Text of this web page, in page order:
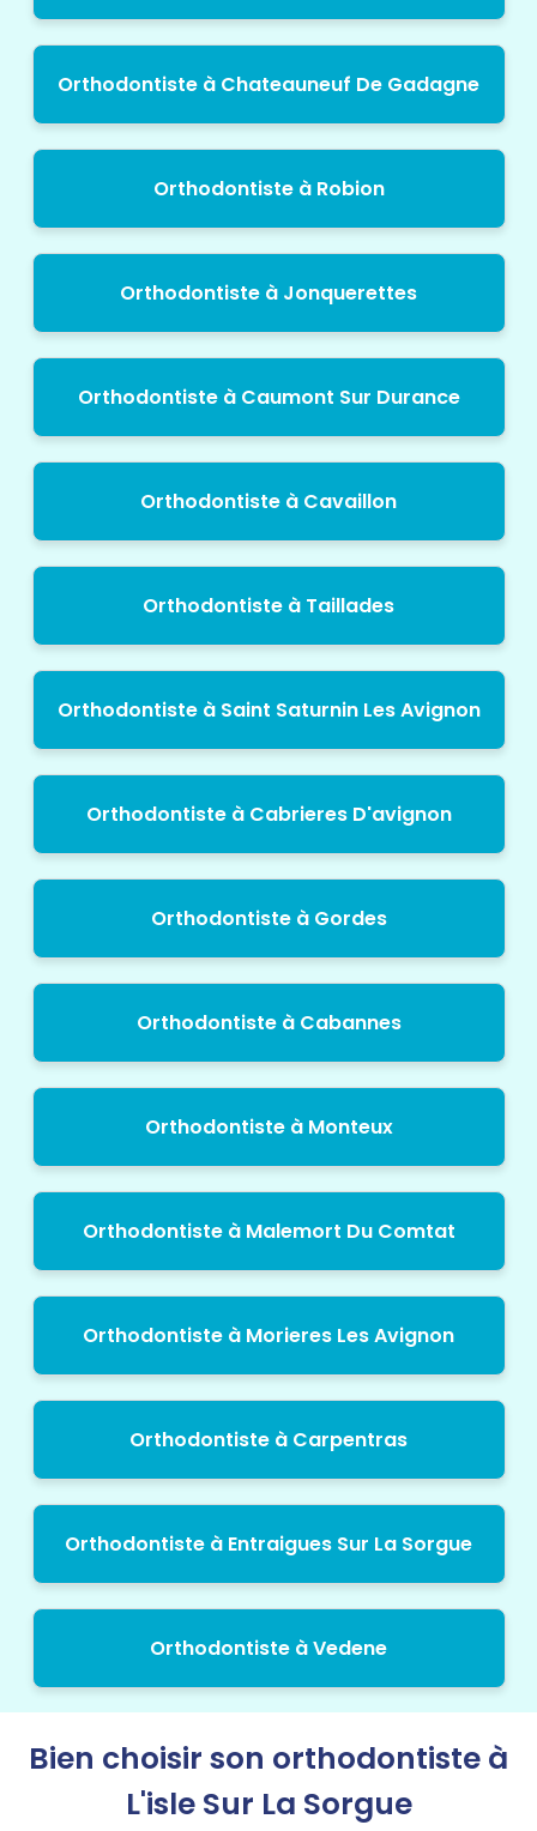
Orthodontiste à Chateauneuf De Gadagne
Orthodontiste à Robion
Orthodontiste à Jonquerettes
Orthodontiste à Caumont Sur Durance
Orthodontiste à Cavaillon
Orthodontiste à Taillades
Orthodontiste à Saint Saturnin Les Avignon
Orthodontiste à Cabrieres D'avignon
Orthodontiste à Gordes
Orthodontiste à Cabannes
Orthodontiste à Monteux
Orthodontiste à Malemort Du Comtat
Orthodontiste à Morieres Les Avignon
Orthodontiste à Carpentras
Orthodontiste à Entraigues Sur La Sorgue
Orthodontiste à Vedene
Bien choisir son orthodontiste à
L'isle Sur La Sorgue